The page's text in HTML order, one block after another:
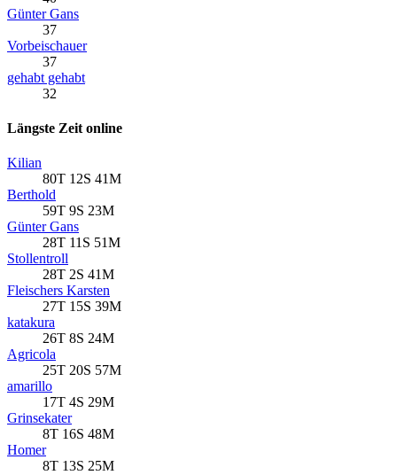
Günter Gans
37
Vorbeischauer
37
gehabt gehabt
32
Längste Zeit online
Kilian
80T 12S 41M
Berthold
59T 9S 23M
Günter Gans
28T 11S 51M
Stollentroll
28T 2S 41M
Fleischers Karsten
27T 15S 39M
katakura
26T 8S 24M
Agricola
25T 20S 57M
amarillo
17T 4S 29M
Grinsekater
8T 16S 48M
Homer
8T 13S 25M